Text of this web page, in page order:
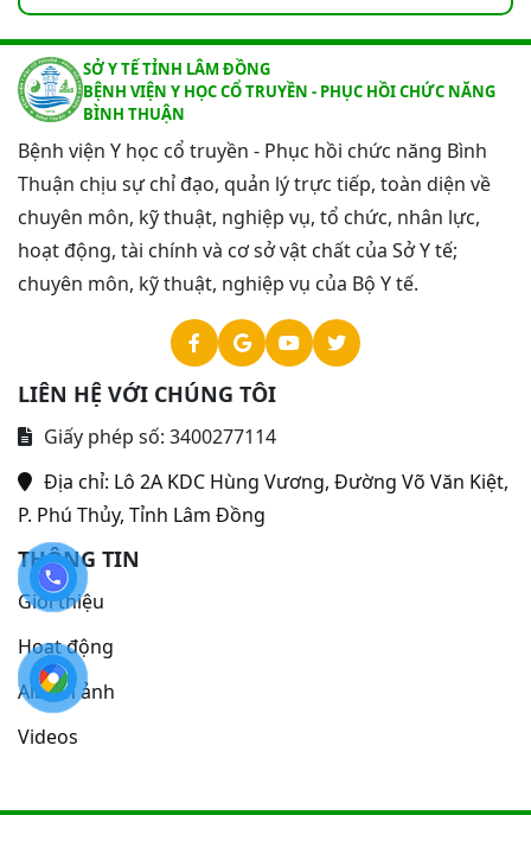
SỞ Y TẾ TỈNH LÂM ĐỒNG
BỆNH VIỆN Y HỌC CỔ TRUYỀN - PHỤC HỒI CHỨC NĂNG
BÌNH THUẬN
Bệnh viện Y học cổ truyền - Phục hồi chức năng Bình
Thuận chịu sự chỉ đạo, quản lý trực tiếp, toàn diện về
chuyên môn, kỹ thuật, nghiệp vụ, tổ chức, nhân lực,
hoạt động, tài chính và cơ sở vật chất của Sở Y tế;
chuyên môn, kỹ thuật, nghiệp vụ của Bộ Y tế.
LIÊN HỆ VỚI CHÚNG TÔI
Giấy phép số: 3400277114
Địa chỉ: Lô 2A KDC Hùng Vương, Đường Võ Văn Kiệt,
P. Phú Thủy, Tỉnh Lâm Đồng
THÔNG TIN
Giới thiệu
Hoạt động
Album ảnh
Videos